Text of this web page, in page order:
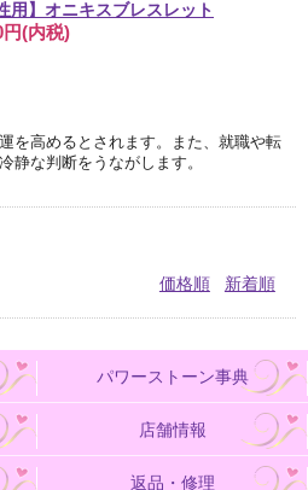
用】オニキスブレスレット
円(内税)
を高めるとされます。また、就職や転
静な判断をうながします。
価格順
新着順
パワーストーン事典
店舗情報
返品・修理